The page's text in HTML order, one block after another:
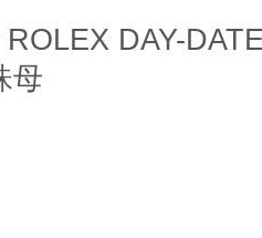
DAY-
母